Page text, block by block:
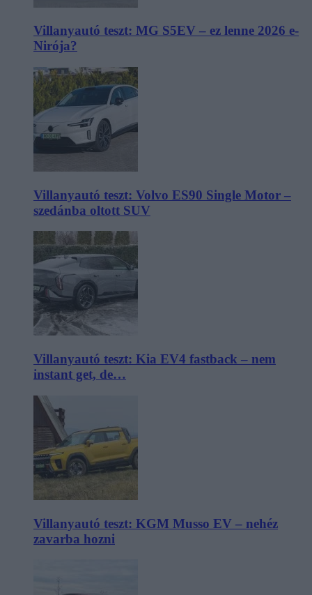
Villanyautó teszt: MG S5EV – ez lenne 2026 e-
Nirója?
Villanyautó teszt: Volvo ES90 Single Motor –
szedánba oltott SUV
Villanyautó teszt: Kia EV4 fastback – nem
instant get, de…
Villanyautó teszt: KGM Musso EV – nehéz
zavarba hozni